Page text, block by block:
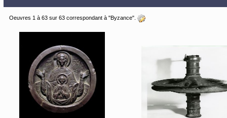
Oeuvres 1 à 63 sur 63 correspondant à "Byzance".